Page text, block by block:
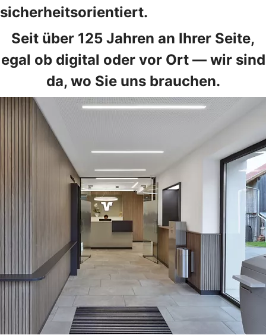
sicherheitsorientiert.
Seit über 125 Jahren an Ihrer Seite,
egal ob digital oder vor Ort — wir sind
da, wo Sie uns brauchen.